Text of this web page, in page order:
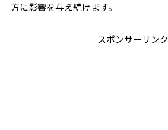
方に影響を与え続けます。
スポンサーリンク